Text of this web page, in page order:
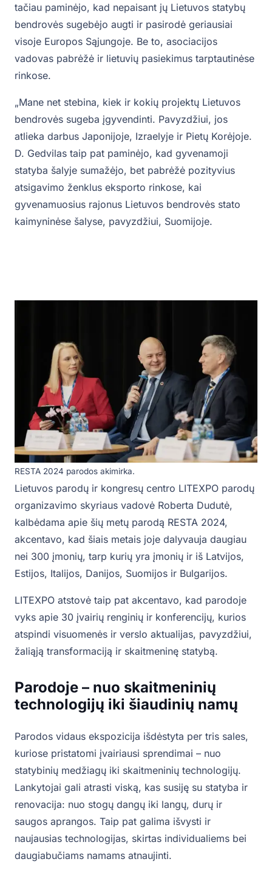
tačiau paminėjo, kad nepaisant jų Lietuvos statybų
bendrovės sugebėjo augti ir pasirodė geriausiai
visoje Europos Sąjungoje. Be to, asociacijos
vadovas pabrėžė ir lietuvių pasiekimus tarptautinėse
rinkose.
„Mane net stebina, kiek ir kokių projektų Lietuvos
bendrovės sugeba įgyvendinti. Pavyzdžiui, jos
atlieka darbus Japonijoje, Izraelyje ir Pietų Korėjoje.
D. Gedvilas taip pat paminėjo, kad gyvenamoji
statyba šalyje sumažėjo, bet pabrėžė pozityvius
atsigavimo ženklus eksporto rinkose, kai
gyvenamuosius rajonus Lietuvos bendrovės stato
kaimyninėse šalyse, pavyzdžiui, Suomijoje.
RESTA 2024 parodos akimirka.
Lietuvos parodų ir kongresų centro LITEXPO parodų
organizavimo skyriaus vadovė Roberta Dudutė,
kalbėdama apie šių metų parodą RESTA 2024,
akcentavo, kad šiais metais joje dalyvauja daugiau
nei 300 įmonių, tarp kurių yra įmonių ir iš Latvijos,
Estijos, Italijos, Danijos, Suomijos ir Bulgarijos.
LITEXPO atstovė taip pat akcentavo, kad parodoje
vyks apie 30 įvairių renginių ir konferencijų, kurios
atspindi visuomenės ir verslo aktualijas, pavyzdžiui,
žaliąją transformaciją ir skaitmeninę statybą.
Parodoje – nuo skaitmeninių
technologijų iki šiaudinių namų
Parodos vidaus ekspozicija išdėstyta per tris sales,
kuriose pristatomi įvairiausi sprendimai – nuo
statybinių medžiagų iki skaitmeninių technologijų.
Lankytojai gali atrasti viską, kas susiję su statyba ir
renovacija: nuo stogų dangų iki langų, durų ir
saugos aprangos. Taip pat galima išvysti ir
naujausias technologijas, skirtas individualiems bei
daugiabučiams namams atnaujinti.